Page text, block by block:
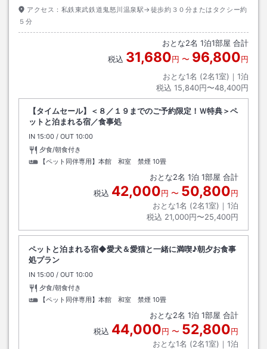
アクセス： 私鉄東武鉄道鬼怒川温泉駅→徒歩約３０分またはタクシー約
５分
おとな2名 1泊1部屋 合計
税込 31,680円 〜 96,800円
おとな1名 (2名1室)｜ 1泊
税込 15,840円〜48,400円
【タイムセール】＜８／１９までのご予約限定！Ｗ特典＞ペ
ットと泊まれる宿／食事処
IN チェックイン
15:00 / OUT チェックアウト
10:00
夕食/朝食付き
【ペット同伴専用】本館 和室 禁煙 10畳
おとな2名 1泊 1部屋 合計
税込 42,000円 〜 50,800円
おとな1名 (2名1室)｜ 1泊
税込 21,000円〜25,400円
ペットと泊まれる宿◆愛犬＆愛猫と一緒に満喫♪朝夕お食事
処プラン
IN チェックイン
15:00 / OUT チェックアウト
10:00
夕食/朝食付き
【ペット同伴専用】本館 和室 禁煙 10畳
おとな2名 1泊 1部屋 合計
税込 44,000円 〜 52,800円
おとな1名 (2名1室)｜ 1泊